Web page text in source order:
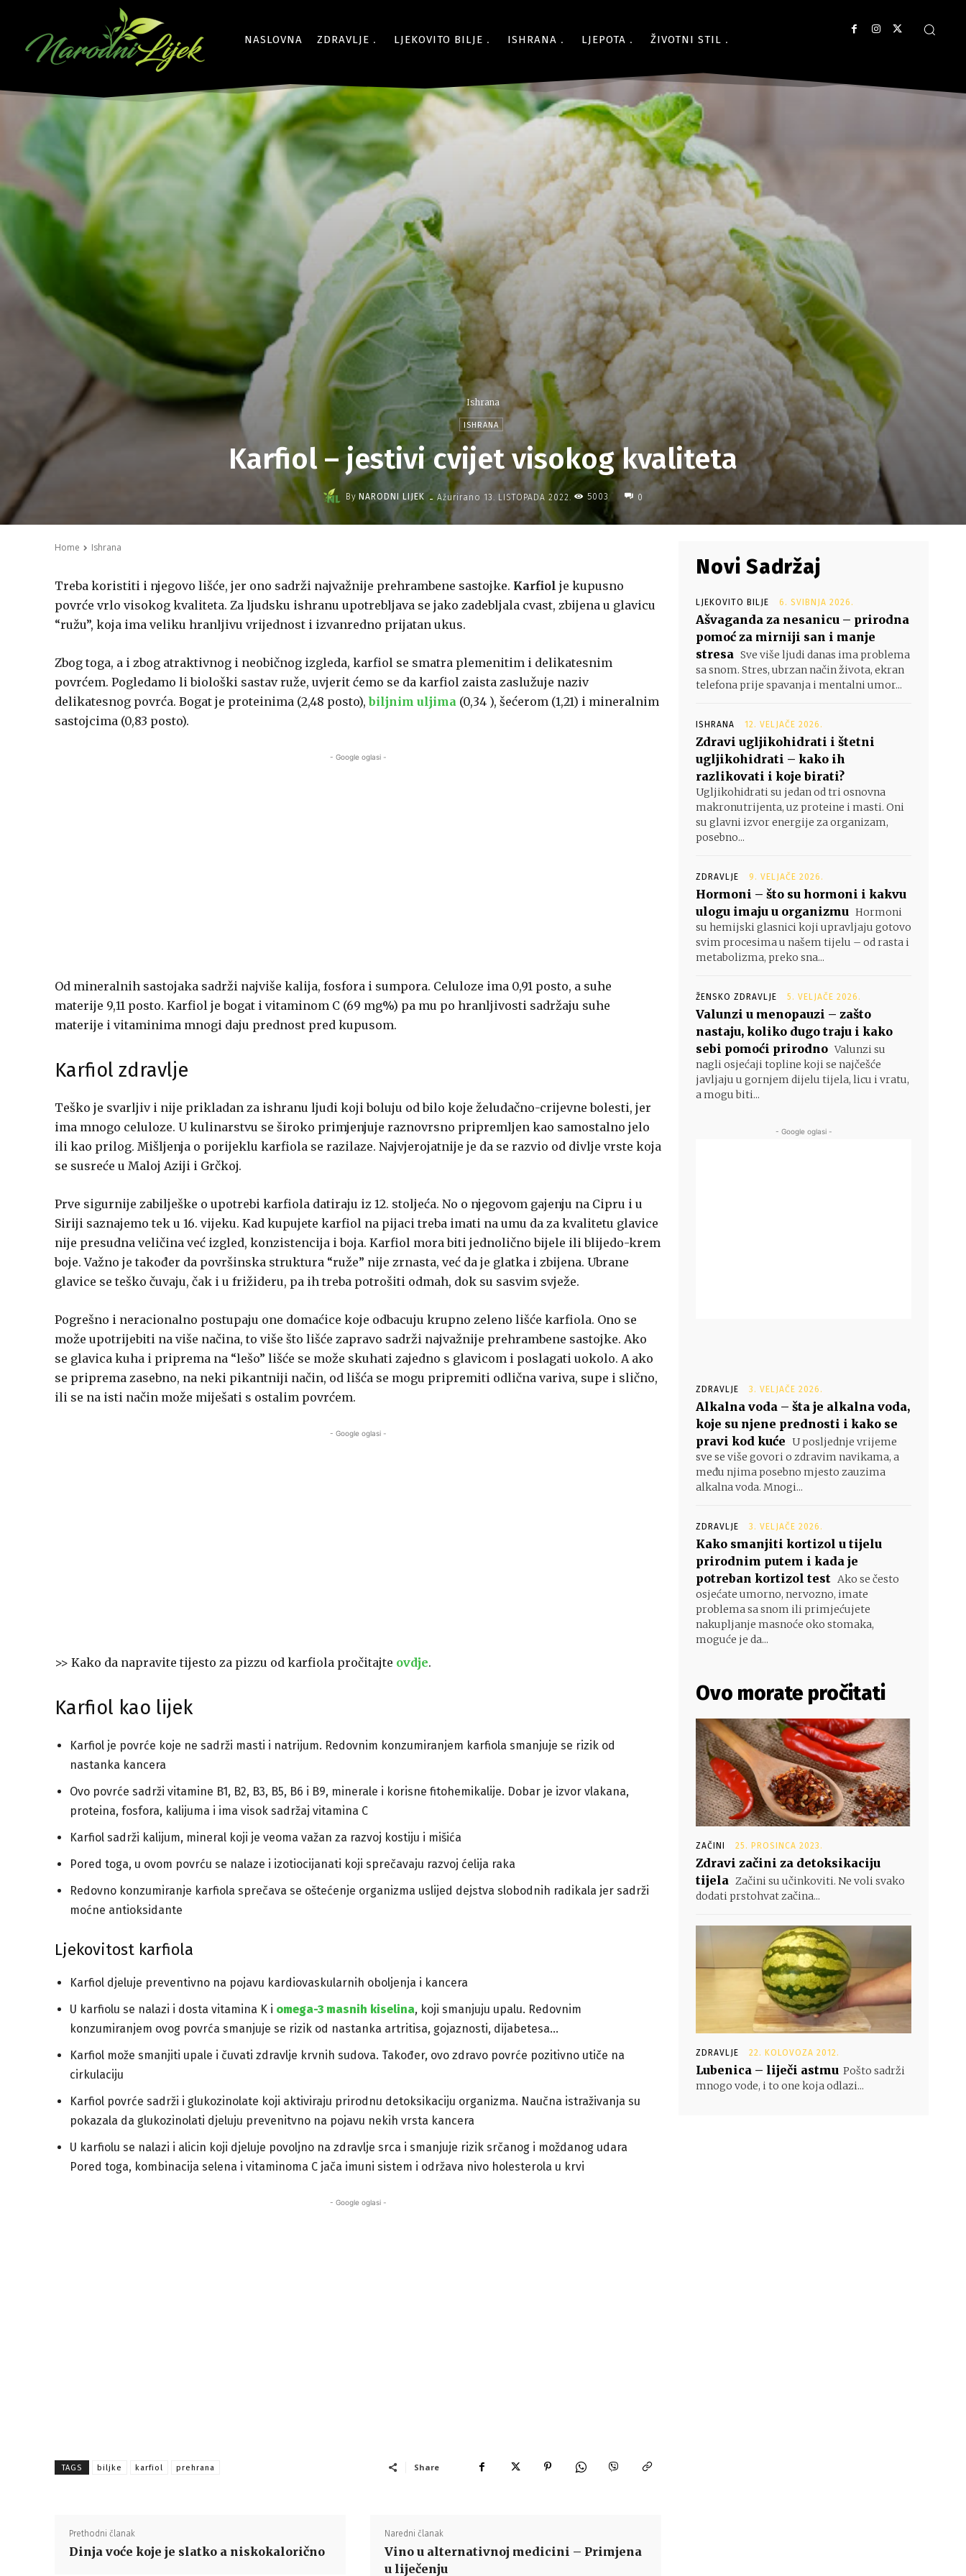
NASLOVNA ZDRAVLJE LJEKOVITO BILJE ISHRANA LJEPOTA ŽIVOTNI STIL
Ishrana
ISHRANA
Karfiol – jestivi cvijet visokog kvaliteta
By NARODNI LIJEK - Ažurirano 13. LISTOPADA 2022. 5003 0
Home Ishrana
Treba koristiti i njegovo lišće, jer ono sadrži najvažnije prehrambene sastojke. Karfiol je kupusno
povrće vrlo visokog kvaliteta. Za ljudsku ishranu upotrebljava se jako zadebljala cvast, zbijena u glavicu
“ružu”, koja ima veliku hranljivu vrijednost i izvanredno prijatan ukus.
Zbog toga, a i zbog atraktivnog i neobičnog izgleda, karfiol se smatra plemenitim i delikatesnim
povrćem. Pogledamo li biološki sastav ruže, uvjerit ćemo se da karfiol zaista zaslužuje naziv
delikatesnog povrća. Bogat je proteinima (2,48 posto), biljnim uljima (0,34 ), šećerom (1,21) i mineralnim
sastojcima (0,83 posto).
- Google oglasi -
Od mineralnih sastojaka sadrži najviše kalija, fosfora i sumpora. Celuloze ima 0,91 posto, a suhe
materije 9,11 posto. Karfiol je bogat i vitaminom C (69 mg%) pa mu po hranljivosti sadržaju suhe
materije i vitaminima mnogi daju prednost pred kupusom.
Karfiol zdravlje
Teško je svarljiv i nije prikladan za ishranu ljudi koji boluju od bilo koje želudačno-crijevne bolesti, jer
ima mnogo celuloze. U kulinarstvu se široko primjenjuje raznovrsno pripremljen kao samostalno jelo
ili kao prilog. Mišljenja o porijeklu karfiola se razilaze. Najvjerojatnije je da se razvio od divlje vrste koja
se susreće u Maloj Aziji i Grčkoj.
Prve sigurnije zabilješke o upotrebi karfiola datiraju iz 12. stoljeća. No o njegovom gajenju na Cipru i u
Siriji saznajemo tek u 16. vijeku. Kad kupujete karfiol na pijaci treba imati na umu da za kvalitetu glavice
nije presudna veličina već izgled, konzistencija i boja. Karfiol mora biti jednolično bijele ili blijedo-krem
boje. Važno je također da površinska struktura “ruže” nije zrnasta, već da je glatka i zbijena. Ubrane
glavice se teško čuvaju, čak i u frižideru, pa ih treba potrošiti odmah, dok su sasvim svježe.
Pogrešno i neracionalno postupaju one domaćice koje odbacuju krupno zeleno lišće karfiola. Ono se
može upotrijebiti na više načina, to više što lišće zapravo sadrži najvažnije prehrambene sastojke. Ako
se glavica kuha i priprema na “lešo” lišće se može skuhati zajedno s glavicom i poslagati uokolo. A ako
se priprema zasebno, na neki pikantniji način, od lišća se mogu pripremiti odlična variva, supe i slično,
ili se na isti način može miješati s ostalim povrćem.
- Google oglasi -
>> Kako da napravite tijesto za pizzu od karfiola pročitajte ovdje.
Karfiol kao lijek
Karfiol je povrće koje ne sadrži masti i natrijum. Redovnim konzumiranjem karfiola smanjuje se rizik od
nastanka kancera
Ovo povrće sadrži vitamine B1, B2, B3, B5, B6 i B9, minerale i korisne fitohemikalije. Dobar je izvor vlakana,
proteina, fosfora, kalijuma i ima visok sadržaj vitamina C
Karfiol sadrži kalijum, mineral koji je veoma važan za razvoj kostiju i mišića
Pored toga, u ovom povrću se nalaze i izotiocijanati koji sprečavaju razvoj ćelija raka
Redovno konzumiranje karfiola sprečava se oštećenje organizma uslijed dejstva slobodnih radikala jer sadrži
moćne antioksidante
Ljekovitost karfiola
Karfiol djeluje preventivno na pojavu kardiovaskularnih oboljenja i kancera
U karfiolu se nalazi i dosta vitamina K i omega-3 masnih kiselina, koji smanjuju upalu. Redovnim
konzumiranjem ovog povrća smanjuje se rizik od nastanka artritisa, gojaznosti, dijabetesa…
Karfiol može smanjiti upale i čuvati zdravlje krvnih sudova. Također, ovo zdravo povrće pozitivno utiče na
cirkulaciju
Karfiol povrće sadrži i glukozinolate koji aktiviraju prirodnu detoksikaciju organizma. Naučna istraživanja su
pokazala da glukozinolati djeluju prevenitvno na pojavu nekih vrsta kancera
U karfiolu se nalazi i alicin koji djeluje povoljno na zdravlje srca i smanjuje rizik srčanog i moždanog udara
Pored toga, kombinacija selena i vitaminoma C jača imuni sistem i održava nivo holesterola u krvi
- Google oglasi -
TAGS biljke karfiol prehrana Share
Prethodni članak
Dinja voće koje je slatko a niskokalorično
Naredni članak
Vino u alternativnoj medicini – Primjena
u liječenju
Novi Sadržaj
LJEKOVITO BILJE 6. SVIBNJA 2026.
Ašvaganda za nesanicu – prirodna
pomoć za mirniji san i manje
stresa Sve više ljudi danas ima problema
sa snom. Stres, ubrzan način života, ekran
telefona prije spavanja i mentalni umor...
ISHRANA 12. VELJAČE 2026.
Zdravi ugljikohidrati i štetni
ugljikohidrati – kako ih
razlikovati i koje birati?
Ugljikohidrati su jedan od tri osnovna
makronutrijenta, uz proteine i masti. Oni
su glavni izvor energije za organizam,
posebno...
ZDRAVLJE 9. VELJAČE 2026.
Hormoni – što su hormoni i kakvu
ulogu imaju u organizmu Hormoni
su hemijski glasnici koji upravljaju gotovo
svim procesima u našem tijelu – od rasta i
metabolizma, preko sna...
ŽENSKO ZDRAVLJE 5. VELJAČE 2026.
Valunzi u menopauzi – zašto
nastaju, koliko dugo traju i kako
sebi pomoći prirodno Valunzi su
nagli osjećaji topline koji se najčešće
javljaju u gornjem dijelu tijela, licu i vratu,
a mogu biti...
- Google oglasi -
ZDRAVLJE 3. VELJAČE 2026.
Alkalna voda – šta je alkalna voda,
koje su njene prednosti i kako se
pravi kod kuće U posljednje vrijeme
sve se više govori o zdravim navikama, a
među njima posebno mjesto zauzima
alkalna voda. Mnogi...
ZDRAVLJE 3. VELJAČE 2026.
Kako smanjiti kortizol u tijelu
prirodnim putem i kada je
potreban kortizol test Ako se često
osjećate umorno, nervozno, imate
problema sa snom ili primjećujete
nakupljanje masnoće oko stomaka,
moguće je da...
Ovo morate pročitati
ZAČINI 25. PROSINCA 2023.
Zdravi začini za detoksikaciju
tijela Začini su učinkoviti. Ne voli svako
dodati prstohvat začina...
ZDRAVLJE 22. KOLOVOZA 2012.
Lubenica – liječi astmu Pošto sadrži
mnogo vode, i to one koja odlazi...